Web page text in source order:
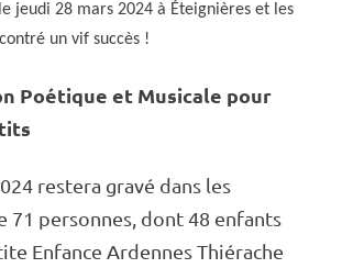
jeudi 28 mars 2024 à Étei­gnières et les
un vif succès !
Poétique et Musi­cale pour
restera gravé dans les
71 personnes, dont 48 enfants
Enfance Ardennes Thié­rache